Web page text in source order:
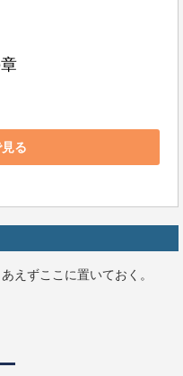
る
えずここに置いておく。